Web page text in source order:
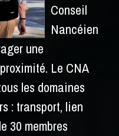
Conseil
Nancéien
une
Le CNA
les domaines
: transport, lien
30 membres